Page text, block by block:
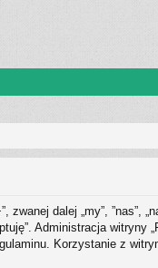
zwanej dalej „my”,
Administracja witryny
Korzystanie z